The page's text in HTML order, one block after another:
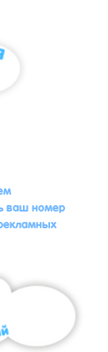
ваш номер